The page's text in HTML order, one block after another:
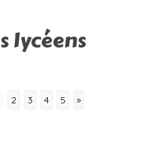
lycéens
2 3 4 5 »